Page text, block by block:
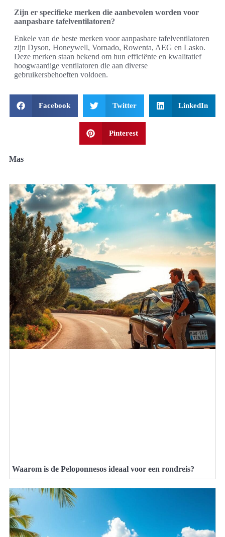
Zijn er specifieke merken die aanbevolen worden voor
aanpasbare tafelventilatoren?
Enkele van de beste merken voor aanpasbare tafelventilatoren
zijn Dyson, Honeywell, Vornado, Rowenta, AEG en Lasko.
Deze merken staan bekend om hun efficiënte en kwalitatief
hoogwaardige ventilatoren die aan diverse
gebruikersbehoeften voldoen.
Facebook Twitter LinkedIn
Pinterest
Mas
Waarom is de Peloponnesos ideaal voor een rondreis?